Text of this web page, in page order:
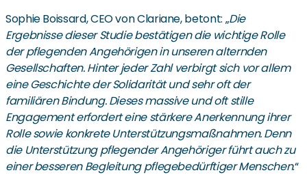
Sophie Boissard, CEO von Clariane, betont: „Die
Ergebnisse dieser Studie bestätigen die wichtige Rolle
der pflegenden Angehörigen in unseren alternden
Gesellschaften. Hinter jeder Zahl verbirgt sich vor allem
eine Geschichte der Solidarität und sehr oft der
familiären Bindung. Dieses massive und oft stille
Engagement erfordert eine stärkere Anerkennung ihrer
Rolle sowie konkrete Unterstützungsmaßnahmen. Denn
die Unterstützung pflegender Angehöriger führt auch zu
einer besseren Begleitung pflegebedürftiger Menschen.“